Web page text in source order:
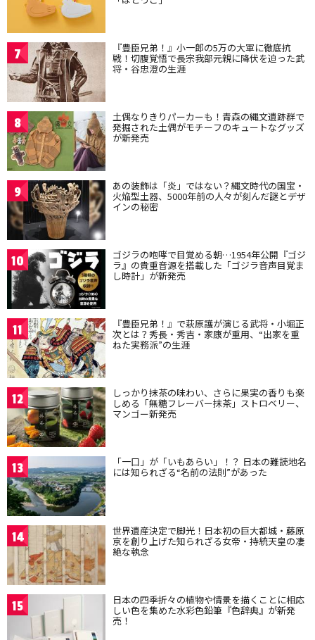
7 『豊臣兄弟！』小一郎の5万の大軍に徹底抗
戦！切腹覚悟で長宗我部元親に降伏を迫った武
将・谷忠澄の生涯
8 土偶なりきりパーカーも！青森の縄文遺跡群で
発掘された土偶がモチーフのキュートなグッズ
が新発売
9 あの装飾は「炎」ではない？縄文時代の国宝・
火焔型土器、5000年前の人々が刻んだ謎とデザ
インの秘密
10 ゴジラの咆哮で目覚める朝…1954年公開『ゴジ
ラ』の貴重音源を搭載した「ゴジラ音声目覚ま
し時計」が新発売
11 『豊臣兄弟！』で萩原護が演じる武将・小堀正
次とは？秀長・秀吉・家康が重用、“出家を重
ねた実務派”の生涯
12 しっかり抹茶の味わい、さらに果実の香りも楽
しめる「無糖フレーバー抹茶」ストロベリー、
マンゴー新発売
13 「一口」が「いもあらい」！？ 日本の難読地名
には知られざる“名前の法則”があった
14 世界遺産決定で脚光！日本初の巨大都城・藤原
京を創り上げた知られざる女帝・持統天皇の凄
絶な執念
15 日本の四季折々の植物や情景を描くことに相応
しい色を集めた水彩色鉛筆『色辞典』が新発
売！